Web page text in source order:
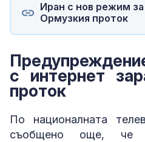
Иран с нов режим за
Ормузкия проток
с интернет
проток
По националната
съобщено още, че